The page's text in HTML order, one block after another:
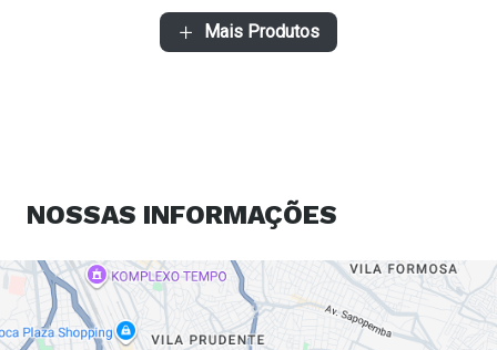
Mais Produtos
NOSSAS INFORMAÇÕES